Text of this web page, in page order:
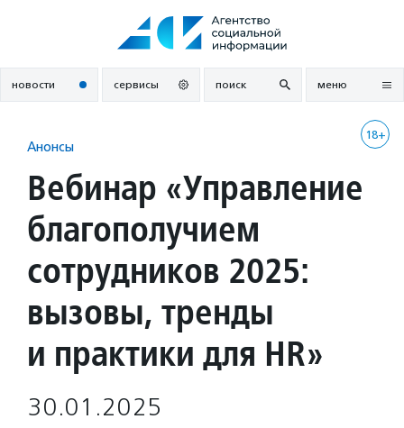
новости сервисы поиск меню
18+
Анонсы
Вебинар «Управление
благополучием
сотрудников 2025:
вызовы, тренды
и практики для HR»
30.01.2025